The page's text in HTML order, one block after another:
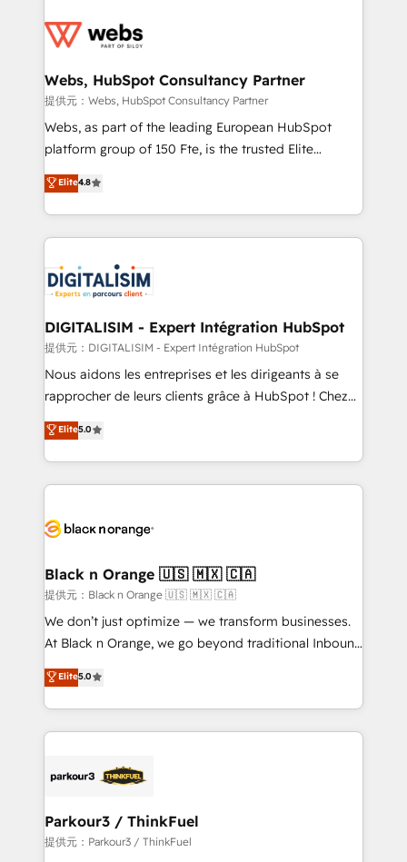
get more from your investment in HubSpot.
www.bbdboom.com
for driving growth. They are committed to helping
their unique business needs. We are thrilled to have
Blue Frog in the HubSpot ecosystem leading the
way for customers!" - Yamini Rangan, CEO of
HubSpot “Our experience with the team at Blue Frog
of experience and quality of skilled staff has earned
them a trusted reputation within the HubSpot
clients.” - Brian Garvey, VP, Solutions Partner
Program, HubSpot.
Webs, HubSpot Consultancy Partner
提供元：Webs, HubSpot Consultancy Partner
Webs, as part of the leading European HubSpot
platform group of 150 Fte, is the trusted Elite
HubSpot CRM Partner offering you a roadmap on
maximizing EBITDA and achieving Commercial
Excellence. With our targeted processes, we
strengthen your digital transformation and minimize
Implementation partner, we provide expertise to
drive your business forward. Since 2015 we are fully
dedicated to HubSpot and with an experienced
team (50+), we work with reputable companies in
B2B sectors such as manufacturing, SaaS and
business services. We prepare a customized
impact of your digital transformation, including a
detailed financial rationale with a focus on ROI and
embark on a transformational journey that sets your
business up for long-term success. Unlock your
business. If not now, when?
Elite4.8
DIGITALISIM - Expert Intégration HubSpot
提供元：DIGITALISIM - Expert Intégration HubSpot
Nous aidons les entreprises et les dirigeants à se
rapprocher de leurs clients grâce à HubSpot ! Chez
DIGITALISIM, nous avons l'intime conviction que la
réussite des entreprises passe par l’innovation web,
le marketing digital, et la relation client ! C'est
pourquoi, nos experts sont à la fois capables de
référencement, votre stratégie digitale et le pilotage
projet HubSpot avec DIGITALISIM : 🧽 Nettoyage,
migration et intégration des bases de données. 🚀
Développement des interfaces avec vos logiciels
métiers ⚙️ Configuration de la plateforme HubSpot
Book Process & Guidelines utilisateurs 🎓
Formations des utilisateurs
Elite5.0
Black n Orange 🇺🇸 🇲🇽 🇨🇦
提供元：Black n Orange 🇺🇸 🇲🇽 🇨🇦
We don’t just optimize — we transform businesses.
At Black n Orange, we go beyond traditional Inbound
Marketing with our exclusive methodologies:
BOOMS and BOOST. Together, they form a powerful
combination that has driven success for over 800
businesses worldwide. As Elite HubSpot Partners, we
strategies that integrate data-driven marketing,
companies scale faster and smarter. 🔹 BOOMS:
Demand generation for all your buyers With BOOMS,
Elite5.0
Parkour3 / ThinkFuel
提供元：Parkour3 / ThinkFuel